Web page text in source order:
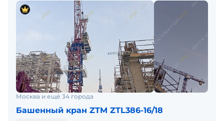
Москва и ещё 34 города
Башенный кран ZTM ZTL386-16/18